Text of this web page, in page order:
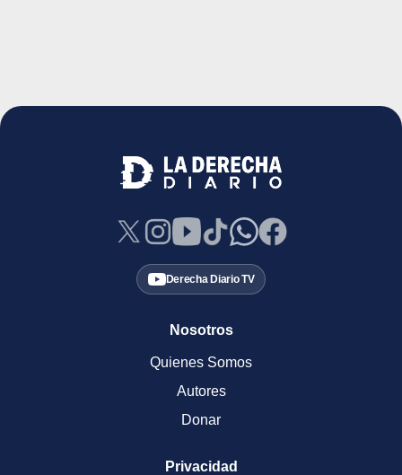
Derecha Diario TV
Nosotros
Quienes Somos
Autores
Donar
Privacidad